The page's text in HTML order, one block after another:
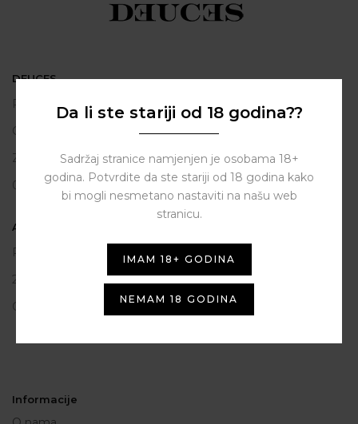
DEUCES
Polačišće 2
City Gallery
Zadar
098 163 2222
ASSIST HUB d.o.o.
Put vrljuge 13
23206 Sukošan
OIB: 80250945864
Informacije
Da li ste stariji od 18 godina??
Sadržaj stranice namjenjen je osobama 18+
godina. Potvrdite da ste stariji od 18 godina kako
bi mogli nesmetano nastaviti na našu web
stranicu.
IMAM 18+ GODINA
NEMAM 18 GODINA